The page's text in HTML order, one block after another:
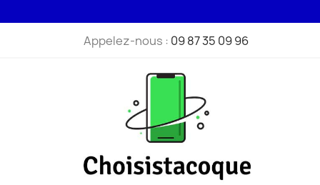
Appelez-nous : 09 87 35 09 96